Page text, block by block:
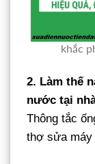
khắc
2. Làm thế
nước tại
Thông tắc
thợ sửa máy